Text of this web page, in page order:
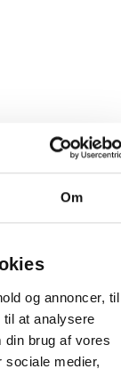
Om
og annoncer, til
at analysere
brug af vores
sociale medier,